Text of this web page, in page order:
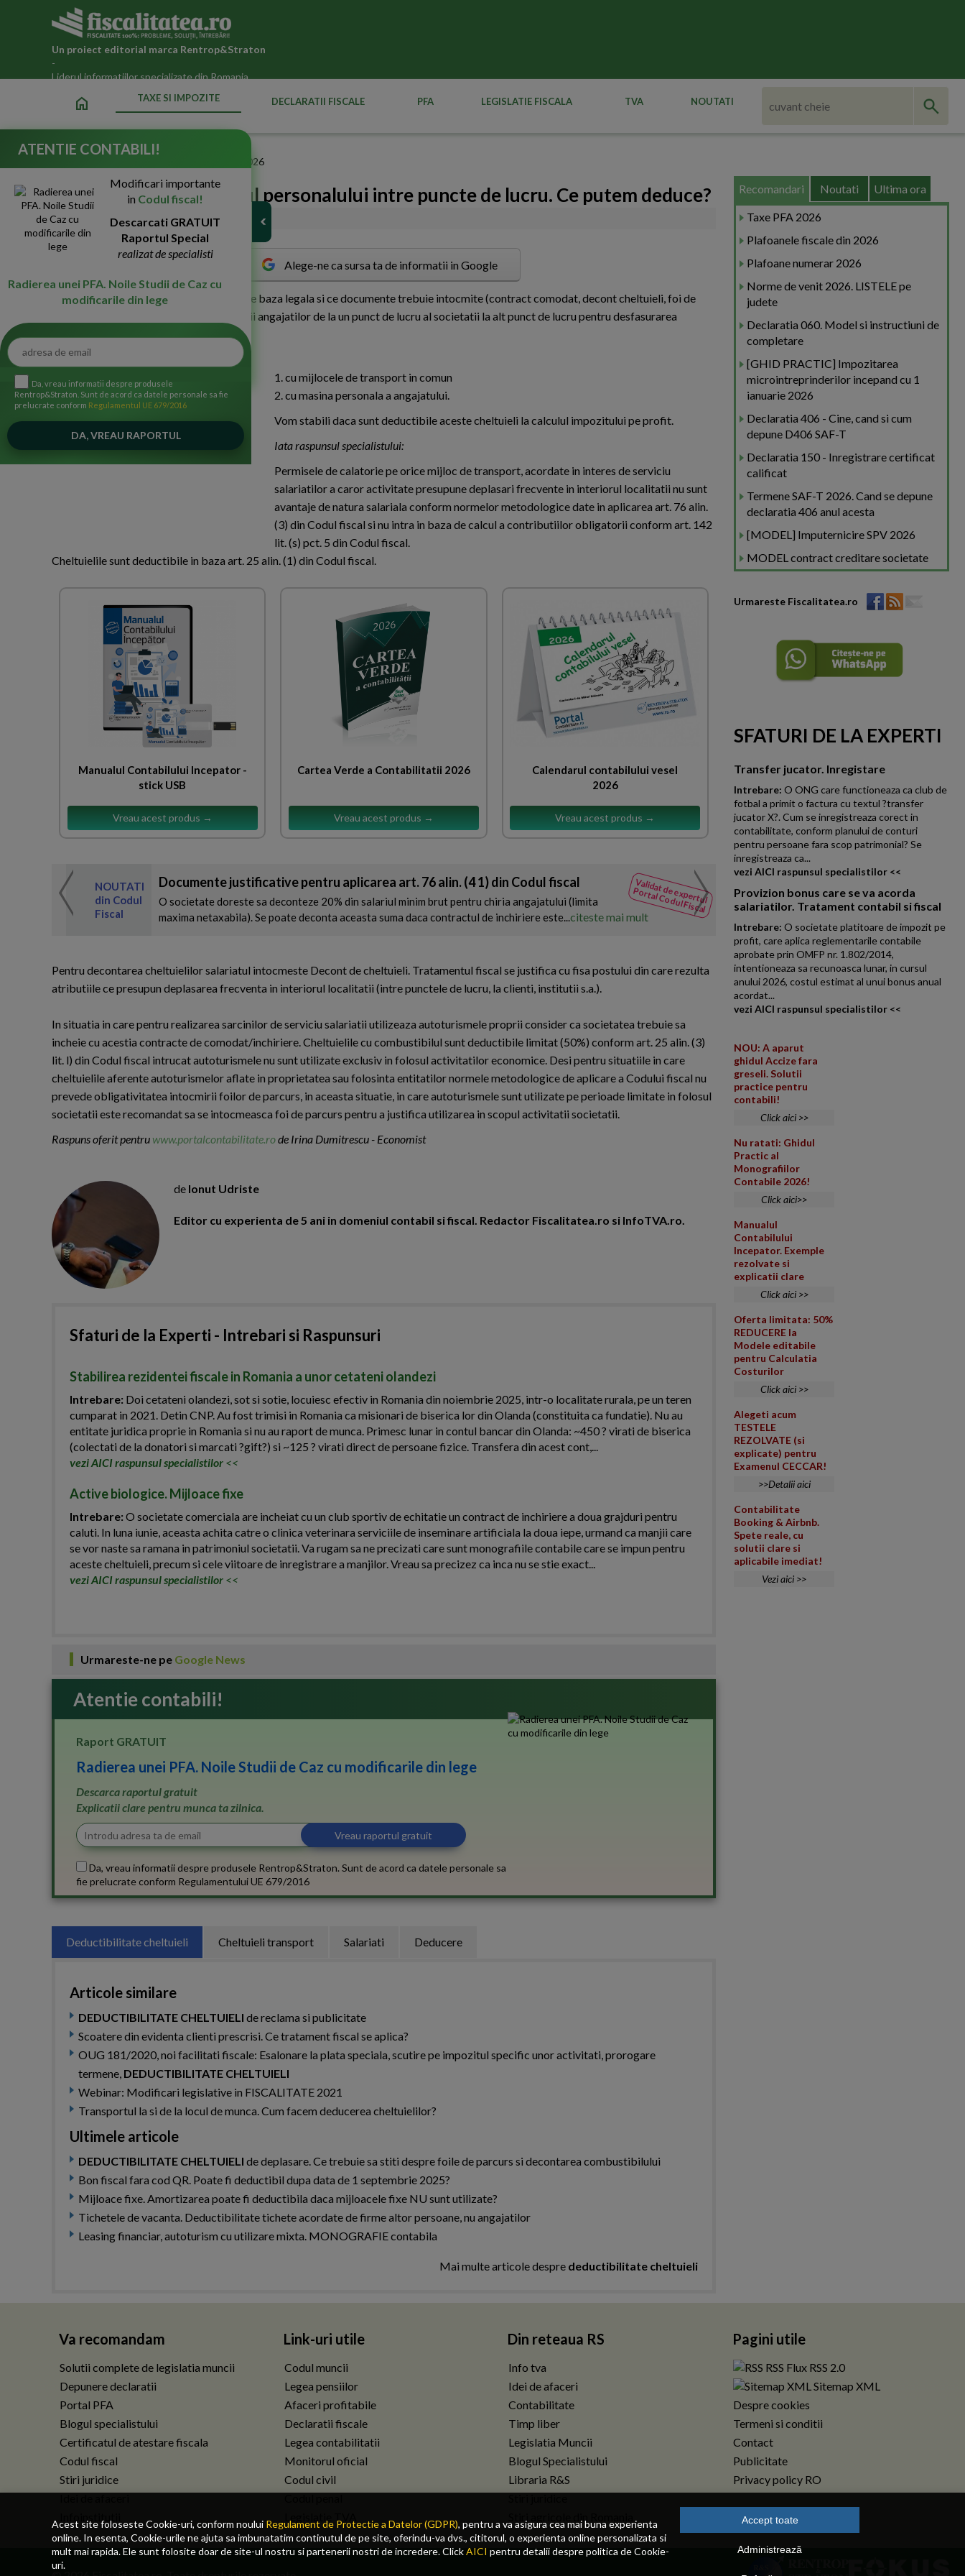
Acest site foloseste Cookie-uri, conform noului Regulament de Protectie a Datelor (GDPR), pentru a va asigura cea mai buna experienta
online. In esenta, Cookie-urile ne ajuta sa imbunatatim continutul de pe site, oferindu-va dvs., cititorul, o experienta online personalizata si
mult mai rapida. Ele sunt folosite doar de site-ul nostru si partenerii nostri de incredere. ClickAICI pentru detalii despre politica de Cookie-
uri.
Accept toate
Administrează
Un proiect editorial marca Rentrop&Straton
-
Liderul informatiilor specializate din Romania
home TAXE SI IMPOZITE DECLARATII FISCALE PFA LEGISLATIE FISCALA TVA NOUTATI
Taxe si impozite datorate statului in 2026
Cheltuieli cu transportul personalului intre puncte de lucru. Ce putem deduce?
19-Oct-2017 3083
Alege-ne ca sursa ta de informatii in Google
rin cele ce urmeaza, vom vedea care este baza legala si ce documente trebuie intocmite (contract comodat, decont cheltuieli, foi de
parcurs etc.) in cazul decontarii/deplasarii angajatilor de la un punct de lucru al societatii la alt punct de lucru pentru desfasurarea
sarcinilor de serviciu:
1. cu mijlocele de transport in comun
2. cu masina personala a angajatului.
Vom stabili daca sunt deductibile aceste cheltuieli la calculul impozitului pe profit.
Iata raspunsul specialistului:
Permisele de calatorie pe orice mijloc de transport, acordate in interes de serviciu
salariatilor a caror activitate presupune deplasari frecvente in interiorul localitatii nu sunt
avantaje de natura salariala conform normelor metodologice date in aplicarea art. 76 alin.
(3) din Codul fiscal si nu intra in baza de calcul a contributiilor obligatorii conform art. 142
lit. (s) pct. 5 din Codul fiscal.
Cheltuielile sunt deductibile in baza art. 25 alin. (1) din Codul fiscal.
Manualul Contabilului Incepator -
stick USB
Vreau acest produs →
Cartea Verde a Contabilitatii 2026
Vreau acest produs →
Calendarul contabilului vesel
2026
Vreau acest produs →
NOUTATI
din Codul
Fiscal
Validat de expertul
Portal Codul Fiscal
Documente justificative pentru aplicarea art. 76 alin. (4 1) din Codul fiscal
O societate doreste sa deconteze 20% din salariul minim brut pentru chiria angajatului (limita
maxima netaxabila). Se poate deconta aceasta suma daca contractul de inchiriere este...citeste mai mult
din Codul
Fiscal
Achizitie imobil in
O societate din Romania a
Pentru decontarea cheltuielilor salariatul intocmeste Decont de cheltuieli. Tratamentul fiscal se justifica cu fisa postului din care rezulta
atributiile ce presupun deplasarea frecventa in interiorul localitatii (intre punctele de lucru, la clienti, institutii s.a.).
In situatia in care pentru realizarea sarcinilor de serviciu salariatii utilizeaza autoturismele proprii consider ca societatea trebuie sa
incheie cu acestia contracte de comodat/inchiriere. Cheltuielile cu combustibilul sunt deductibile limitat (50%) conform art. 25 alin. (3)
lit. l) din Codul fiscal intrucat autoturismele nu sunt utilizate exclusiv in folosul activitatilor economice. Desi pentru situatiile in care
cheltuielile aferente autoturismelor aflate in proprietatea sau folosinta entitatilor normele metodologice de aplicare a Codului fiscal nu
prevede obligativitatea intocmirii foilor de parcurs, in aceasta situatie, in care autoturismele sunt utilizate pe perioade limitate in folosul
societatii este recomandat sa se intocmeasca foi de parcurs pentru a justifica utilizarea in scopul activitatii societatii.
Raspuns oferit pentru www.portalcontabilitate.rode Irina Dumitrescu - Economist
de Ionut Udriste
Editor cu experienta de 5 ani in domeniul contabil si fiscal. Redactor Fiscalitatea.ro si InfoTVA.ro.
Sfaturi de la Experti - Intrebari si Raspunsuri
Stabilirea rezidentei fiscale in Romania a unor cetateni olandezi
Intrebare: Doi cetateni olandezi, sot si sotie, locuiesc efectiv in Romania din noiembrie 2025, intr-o localitate rurala, pe un teren
cumparat in 2021. Detin CNP. Au fost trimisi in Romania ca misionari de biserica lor din Olanda (constituita ca fundatie). Nu au
entitate juridica proprie in Romania si nu au raport de munca. Primesc lunar in contul bancar din Olanda: ~450 ? virati de biserica
(colectati de la donatori si marcati ?gift?) si ~125 ? virati direct de persoane fizice. Transfera din acest cont,...
vezi AICI raspunsul specialistilor <<
Active biologice. Mijloace fixe
Intrebare:O societate comerciala are incheiat cu un club sportiv de echitatie un contract de inchiriere a doua grajduri pentru
caluti. In luna iunie, aceasta achita catre o clinica veterinara serviciile de inseminare artificiala la doua iepe, urmand ca manjii care
se vor naste sa ramana in patrimoniul societatii. Va rugam sa ne precizati care sunt monografiile contabile care se impun pentru
aceste cheltuieli, precum si cele viitoare de inregistrare a manjilor. Vreau sa precizez ca inca nu se stie exact...
vezi AICI raspunsul specialistilor <<
Urmareste-ne pe Google News
Atentie contabili!
Raport GRATUIT
Radierea unei PFA. Noile Studii de Caz cu modificarile din lege
Descarca raportul gratuit
Explicatii clare pentru munca ta zilnica.
Da, vreau informatii despre produsele Rentrop&Straton. Sunt de acord ca datele personale sa
fie prelucrate conform Regulamentului UE 679/2016
Deductibilitate cheltuieli Cheltuieli transport Salariati Deducere
Articole similare
DEDUCTIBILITATE CHELTUIELI de reclama si publicitate
Scoatere din evidenta clienti prescrisi. Ce tratament fiscal se aplica?
OUG 181/2020, noi facilitati fiscale: Esalonare la plata speciala, scutire pe impozitul specific unor activitati, prorogare
termene, DEDUCTIBILITATE CHELTUIELI
Webinar: Modificari legislative in FISCALITATE 2021
Transportul la si de la locul de munca. Cum facem deducerea cheltuielilor?
Ultimele articole
DEDUCTIBILITATE CHELTUIELI de deplasare. Ce trebuie sa stiti despre foile de parcurs si decontarea combustibilului
Bon fiscal fara cod QR. Poate fi deductibil dupa data de 1 septembrie 2025?
Mijloace fixe. Amortizarea poate fi deductibila daca mijloacele fixe NU sunt utilizate?
Tichetele de vacanta. Deductibilitate tichete acordate de firme altor persoane, nu angajatilor
Leasing financiar, autoturism cu utilizare mixta. MONOGRAFIE contabila
Mai multe articole despre deductibilitate cheltuieli
Recomandari Noutati Ultima ora
Taxe PFA 2026
Plafoanele fiscale din 2026
Plafoane numerar 2026
Norme de venit 2026. LISTELE pe
judete
Declaratia 060. Model si instructiuni de
completare
[GHID PRACTIC] Impozitarea
microintreprinderilor incepand cu 1
ianuarie 2026
Declaratia 406 - Cine, cand si cum
depune D406 SAF-T
Declaratia 150 - Inregistrare certificat
calificat
Termene SAF-T 2026. Cand se depune
declaratia 406 anul acesta
[MODEL] Imputernicire SPV 2026
MODEL contract creditare societate
Urmareste Fiscalitatea.ro
SFATURI DE LA EXPERTI
Transfer jucator. Inregistare
Intrebare: O ONG care functioneaza ca club de
fotbal a primit o factura cu textul ?transfer
jucator X?. Cum se inregistreaza corect in
contabilitate, conform planului de conturi
pentru persoane fara scop patrimonial? Se
inregistreaza ca...
vezi AICI raspunsul specialistilor <<
Provizion bonus care se va acorda
salariatilor. Tratament contabil si fiscal
Intrebare: O societate platitoare de impozit pe
profit, care aplica reglementarile contabile
aprobate prin OMFP nr. 1.802/2014,
intentioneaza sa recunoasca lunar, in cursul
anului 2026, costul estimat al unui bonus anual
acordat...
vezi AICI raspunsul specialistilor <<
NOU: A aparut
ghidul Accize fara
greseli. Solutii
practice pentru
contabili!
Click aici >>
Nu ratati: Ghidul
Practic al
Monografiilor
Contabile 2026!
Click aici>>
Manualul
Contabilului
Incepator. Exemple
rezolvate si
explicatii clare
Click aici >>
Oferta limitata: 50%
REDUCERE la
Modele editabile
pentru Calculatia
Costurilor
Click aici >>
Alegeti acum
TESTELE
REZOLVATE (si
explicate) pentru
Examenul CECCAR!
>>Detalii aici
Contabilitate
Booking & Airbnb.
Spete reale, cu
solutii clare si
aplicabile imediat!
Vezi aici >>
ATENTIE CONTABILI!
Modificari importante
in Codul fiscal!
Descarcati GRATUIT
Raportul Special
realizat de specialisti
Radierea unei PFA. Noile Studii de Caz cu
modificarile din lege
Da, vreau informatii despre produsele
Rentrop&Straton. Sunt de acord ca datele personale sa fie
prelucrate conform Regulamentul UE 679/2016
Va recomandam
Solutii complete de legislatia muncii
Depunere declaratii
Portal PFA
Blogul specialistului
Certificatul de atestare fiscala
Codul fiscal
Stiri juridice
Link-uri utile
Codul muncii
Legea pensiilor
Afaceri profitabile
Declaratii fiscale
Legea contabilitatii
Monitorul oficial
Codul civil
Din reteaua RS
Info tva
Idei de afaceri
Contabilitate
Timp liber
Legislatia Muncii
Blogul Specialistului
Libraria R&S
Pagini utile
RSS Flux RSS 2.0
Sitemap XML
Despre cookies
Termeni si conditii
Contact
Publicitate
Privacy policy RO